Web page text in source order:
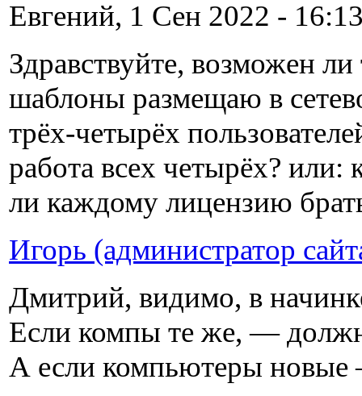
Евгений, 1 Сен 2022 -
Здравствуйте, возможен
шаблоны размещаю в
трёх-четырёх
работа всех четырёх?
ли каждому лицензию
Игорь (администратор
Дмитрий, видимо, в
Если компы те же, —
А если компьютеры новые